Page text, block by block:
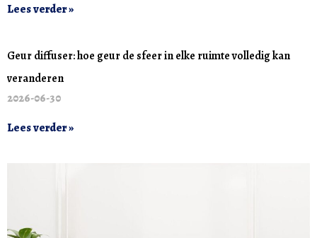
Lees verder »
Geur diffuser: hoe geur de sfeer in elke ruimte volledig kan
veranderen
2026-06-30
Lees verder »